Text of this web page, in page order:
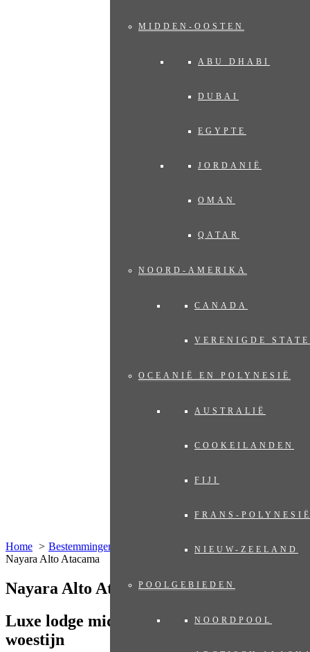
MIDDEN-OOSTEN
ABU DHABI
DUBAI
EGYPTE
JORDANIË
OMAN
QATAR
NOORD-AMERIKA
CANADA
VERENIGDE
OCEANIË EN POLYNESIË
AUSTRALIË
COOKEILANDEN
FIJI
FRANS-
NIEUW-ZEELAND
POOLGEBIEDEN
NOORDPOOL
Home Bestemmingen Latijns-Amerika
Chili
Nayara Alto Atacama
Nayara Alto Atacama
Luxe lodge midden in de Atacama
woestijn